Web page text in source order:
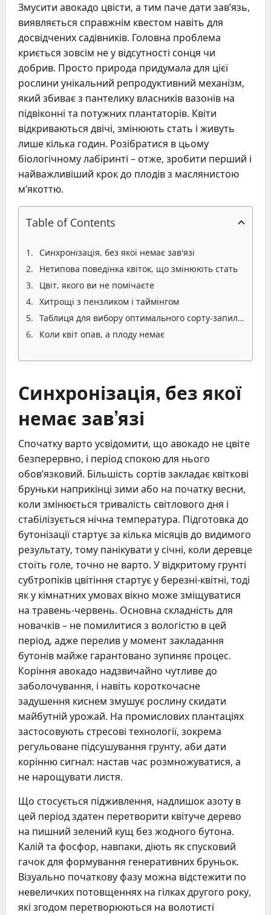
Змусити авокадо цвісти, а тим паче дати зав’язь,
виявляється справжнім квестом навіть для
досвідчених садівників. Головна проблема
криється зовсім не у відсутності сонця чи
добрив. Просто природа придумала для цієї
рослини унікальний репродуктивний механізм,
який збиває з пантелику власників вазонів на
підвіконні та потужних плантаторів. Квіти
відкриваються двічі, змінюють стать і живуть
лише кілька годин. Розібратися в цьому
біологічному лабіринті – отже, зробити перший і
найважливіший крок до плодів з маслянистою
м’якоттю.
Table of Contents
Синхронізація, без якої немає зав'язі
Нетипова поведінка квіток, що змінюють стать
Цвіт, якого ви не помічаєте
Хитрощі з пензликом і таймінгом
Таблиця для вибору оптимального сорту-запилювача
Коли квіт опав, а плоду немає
Синхронізація, без якої
немає зав’язі
Спочатку варто усвідомити, що авокадо не цвіте
безперервно, і період спокою для нього
обов’язковий. Більшість сортів закладає квіткові
бруньки наприкінці зими або на початку весни,
коли змінюється тривалість світлового дня і
стабілізується нічна температура. Підготовка до
бутонізації стартує за кілька місяців до видимого
результату, тому панікувати у січні, коли деревце
стоїть голе, точно не варто. У відкритому грунті
субтропіків цвітіння стартує у березні-квітні, тоді
як у кімнатних умовах вікно може зміщуватися
на травень-червень. Основна складність для
новачків – не помилитися з вологістю в цей
період, адже перелив у момент закладання
бутонів майже гарантовано зупиняє процес.
Коріння авокадо надзвичайно чутливе до
заболочування, і навіть короткочасне
задушення киснем змушує рослину скидати
майбутній урожай. На промислових плантаціях
застосовують стресові технології, зокрема
регульоване підсушування грунту, аби дати
корінню сигнал: настав час розмножуватися, а
не нарощувати листя.
Що стосується підживлення, надлишок азоту в
цей період здатен перетворити квітуче дерево
на пишний зелений кущ без жодного бутона.
Калій та фосфор, навпаки, діють як спусковий
гачок для формування генеративних бруньок.
Візуально початкову фазу можна відстежити по
невеличких потовщеннях на гілках другого року,
які згодом перетворюються на волотисті